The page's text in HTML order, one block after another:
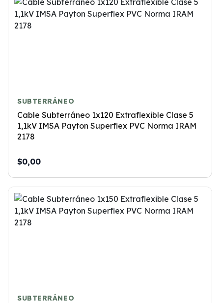
SUBTERRÁNEO
Cable Subterráneo 1x120 Extraflexible Clase 5
1,1kV IMSA Payton Superflex PVC Norma IRAM
2178
$0,00
SUBTERRÁNEO